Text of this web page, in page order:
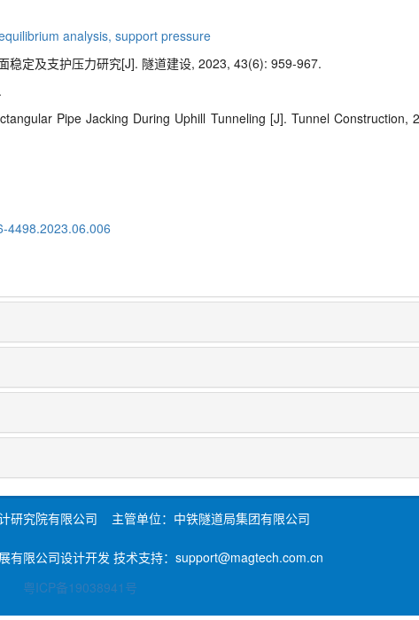
analysis, support pressure
稳定及支护压力研究[J]. 隧道建设, 2023, 43(6): 959-967.
PipeJacking During Uphill Tunneling [J]. Tunnel Construction,
4498.2023.06.006
研究院有限公司 主管单位：中铁隧道局集团有限公司
有限公司设计开发 技术支持：support@magtech.com.cn
粤ICP备19038941号